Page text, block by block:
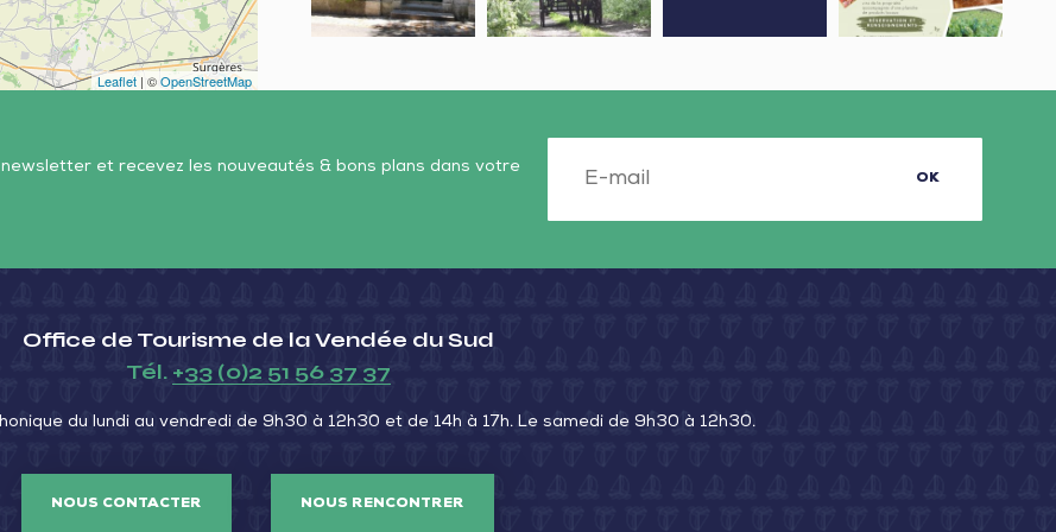
Leaflet | ©OpenStreetMap
Luçon
wagonnette
vignoble
et recevez les nouveautés & bons plans dans votre
OK
Office de Tourisme de la Vendée du Sud
Tél. +33 (0)2 51 56 37 37
du lundi au vendredi de 9h30 à 12h30 et de 14h à 17h. Le samedi de 9h30 à 12h30.
NOUS CONTACTER NOUS RENCONTRER